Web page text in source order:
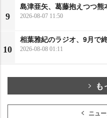
9
島津亜矢、葛藤抱えつつ熊
2026-08-07 11:50
10
相葉雅紀のラジオ、9月で
2026-08-08 01:11
も
ニュ